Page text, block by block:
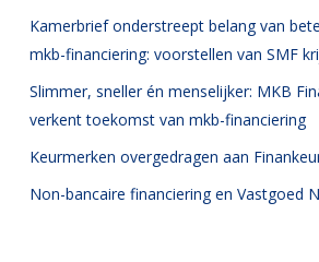
Kamerbrief onderstreept belang van
mkb-financiering: voorstellen van SMF
Slimmer, sneller én menselijker: MKB
verkent toekomst van mkb-financiering
Keurmerken overgedragen aan
Non-bancaire financiering en Vastgoed